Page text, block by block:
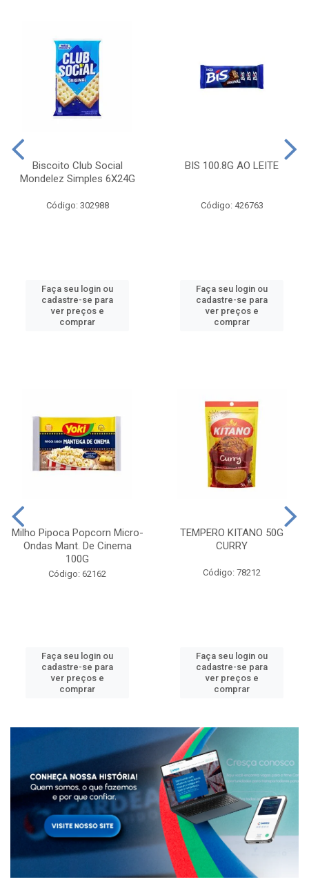
Biscoito Club Social
Mondelez Simples 6X24G
Código: 302988
Faça seu login ou
cadastre-se para
ver preços e
comprar
BIS 100.8G AO LEITE
Código: 426763
Faça seu login ou
cadastre-se para
ver preços e
comprar
Milho Pipoca Popcorn Micro-
Ondas Mant. De Cinema
100G
Código: 62162
Faça seu login ou
cadastre-se para
ver preços e
comprar
TEMPERO KITANO 50G
CURRY
Código: 78212
Faça seu login ou
cadastre-se para
ver preços e
comprar